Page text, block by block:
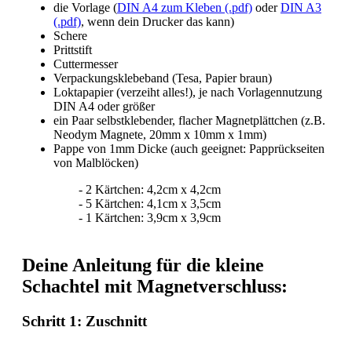
die Vorlage (DIN A4 zum Kleben (.pdf) oderDIN A3
(.pdf), wenn dein Drucker das kann)
Schere
Prittstift
Cuttermesser
Verpackungsklebeband (Tesa, Papier braun)
Loktapapier (verzeiht alles!), je nach Vorlagennutzung
DIN A4 oder größer
ein Paar selbstklebender, flacher Magnetplättchen (z.B.
Neodym Magnete, 20mm x 10mm x 1mm)
Pappe von 1mm Dicke (auch geeignet: Papprückseiten
von Malblöcken)
- 2 Kärtchen: 4,2cm x 4,2cm
- 5 Kärtchen: 4,1cm x 3,5cm
- 1 Kärtchen: 3,9cm x 3,9cm
Deine Anleitung für die kleine
Schachtel mit Magnetverschluss:
Schritt 1: Zuschnitt